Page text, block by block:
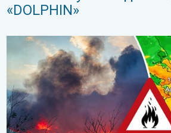
«DOLPHIN»
Лісові пожежі у Південно-Східній